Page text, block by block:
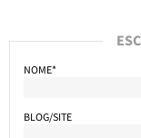
NOME*
BLOG/SITE